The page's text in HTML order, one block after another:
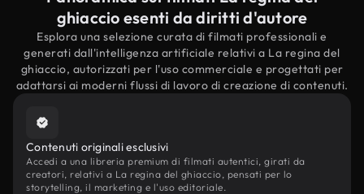
ghiaccio esenti da diritti d'autore
Esplora una selezione curata di filmati professionali e
generati dall'intelligenza artificiale relativi a La regina del
ghiaccio, autorizzati per l'uso commerciale e progettati per
adattarsi ai moderni flussi di lavoro di creazione di contenuti.
Contenuti originali esclusivi
Accedi a una libreria premium di filmati autentici, girati da
creatori, relativi a La regina del ghiaccio, pensati per lo
storytelling, il marketing e l'uso editoriale.